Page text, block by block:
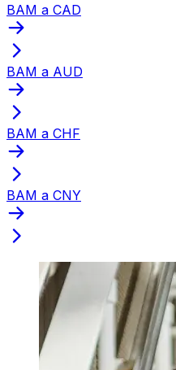
BAM a CAD
BAM a AUD
BAM a CHF
BAM a CNY